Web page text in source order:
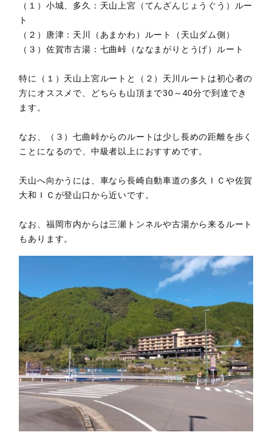
（１）小城、多久：天山上宮（てんざんじょうぐう）ルー
ト
（２）唐津：天川（あまかわ）ルート（天山ダム側）
（３）佐賀市古湯：七曲峠（ななまがりとうげ）ルート
特に（１）天山上宮ルートと（２）天川ルートは初心者の
方にオススメで、どちらも山頂まで30～40分で到達でき
ます。
なお、（３）七曲峠からのルートは少し長めの距離を歩く
ことになるので、中級者以上におすすめです。
天山へ向かうには、車なら長崎自動車道の多久ＩＣや佐賀
大和ＩＣが登山口から近いです。
なお、福岡市内からは三瀬トンネルや古湯から来るルート
もあります。